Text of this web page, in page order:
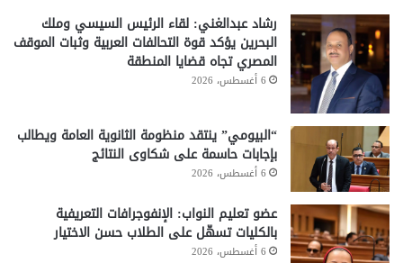
رشاد عبدالغني: لقاء الرئيس السيسي وملك
البحرين يؤكد قوة التحالفات العربية وثبات الموقف
المصري تجاه قضايا المنطقة
6 أغسطس، 2026
“البيومي” ينتقد منظومة الثانوية العامة ويطالب
بإجابات حاسمة على شكاوى النتائج
6 أغسطس، 2026
عضو تعليم النواب: الإنفوجرافات التعريفية
بالكليات تسهّل على الطلاب حسن الاختيار
6 أغسطس، 2026